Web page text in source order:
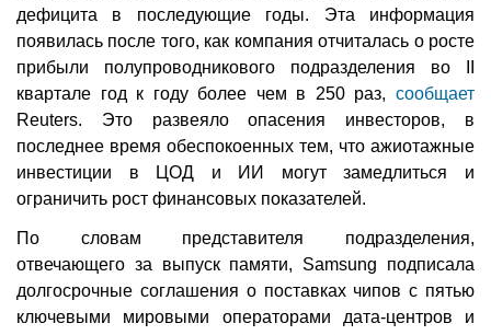
дефицита в последующие годы. Эта информация
появилась после того, как компания отчиталась о росте
прибыли полупроводникового подразделения во II
квартале год к году более чем в 250 раз, сообщает
Reuters. Это развеяло опасения инвесторов, в
последнее время обеспокоенных тем, что ажиотажные
инвестиции в ЦОД и ИИ могут замедлиться и
ограничить рост финансовых показателей.
По словам представителя подразделения,
отвечающего за выпуск памяти, Samsung подписала
долгосрочные соглашения о поставках чипов с пятью
ключевыми мировыми операторами дата-центров и